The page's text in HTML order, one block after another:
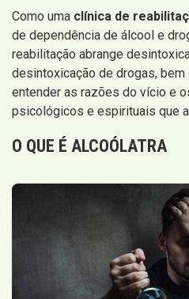
Como uma clínica de
de dependência de álcool e
reabilitação abrange
desintoxicação de drogas,
entender as razões do vício e
psicológicos e espirituais que
O QUE É ALCOÓLATRA